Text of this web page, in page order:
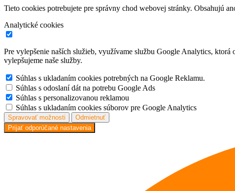
Tieto cookies potrebujete pre správny chod webovej stránky. Obsahujú
Analytické cookies
Pre vylepšenie naších služieb, využívame službu Google Analytics,
vylepšujeme naše služby.
Súhlas s ukladaním cookies potrebných na Google Reklamu.
Súhlas s odoslaní dát na potrebu Google Ads
Súhlas s personalizovanou reklamou
Súhlas s ukladaním cookies súborov pre Google Analytics
Spravovať možnosti
Odmietnuť
Prijať odporúčané nastavenia